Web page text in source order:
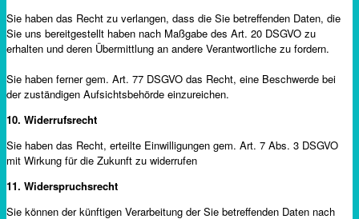
Sie haben das Recht zu verlangen, dass die Sie betreffenden Daten, die
Sie uns bereitgestellt haben nach Maßgabe des Art. 20 DSGVO zu
erhalten und deren Übermittlung an andere Verantwortliche zu fordern.
Sie haben ferner gem. Art. 77 DSGVO das Recht, eine Beschwerde bei
der zuständigen Aufsichtsbehörde einzureichen.
10. Widerrufsrecht
Sie haben das Recht, erteilte Einwilligungen gem. Art. 7 Abs. 3 DSGVO
mit Wirkung für die Zukunft zu widerrufen
11. Widerspruchsrecht
Sie können der künftigen Verarbeitung der Sie betreffenden Daten nach